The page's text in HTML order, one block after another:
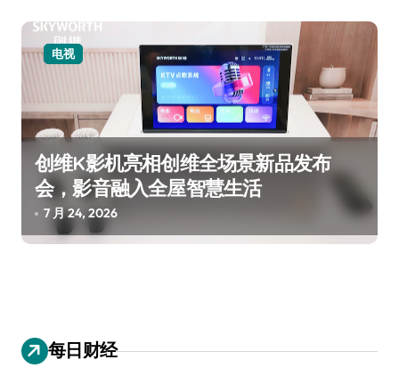
电视
创维K影机亮相创维全场景新品发布
会，影音融入全屋智慧生活
7 月 24, 2026
每日财经